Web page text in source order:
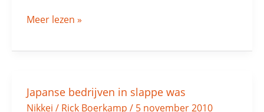
Meer lezen »
Japanse bedrijven in slappe was
Nikkei / Rick Boerkamp / 5 november 2010
Japanse